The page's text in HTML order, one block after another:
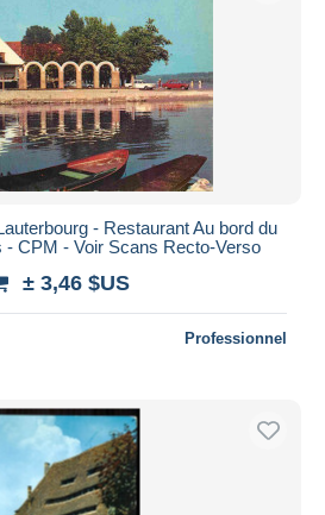
Appliquer
- Restaurant Au bord du
- CPM - Voir Scans Recto-Verso
± 3,46 $US
Professionnel